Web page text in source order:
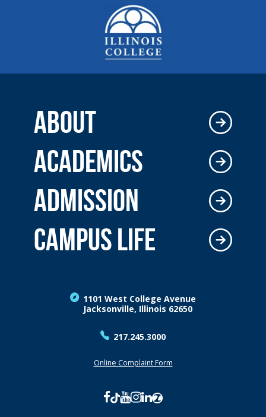
1101 West College Avenue
Jacksonville, Illinois 62650
217.245.3000
Online Complaint Form
ABOUT
ACADEMICS
ADMISSION
CAMPUS LIFE